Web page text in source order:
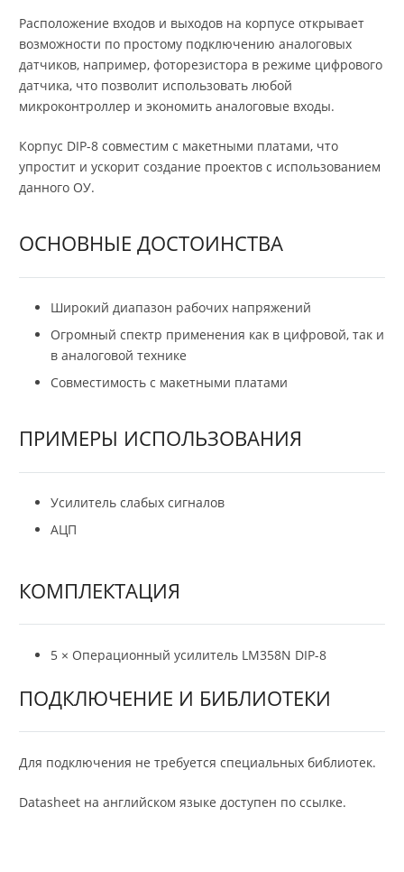
Расположение входов и выходов на корпусе открывает
возможности по простому подключению аналоговых
датчиков, например, фоторезистора в режиме цифрового
датчика, что позволит использовать любой
микроконтроллер и экономить аналоговые входы.
Корпус DIP-8 совместим с макетными платами, что
упростит и ускорит создание проектов с использованием
данного ОУ.
ОСНОВНЫЕ ДОСТОИНСТВА
Широкий диапазон рабочих напряжений
Огромный спектр применения как в цифровой, так и
в аналоговой технике
Совместимость с макетными платами
ПРИМЕРЫ ИСПОЛЬЗОВАНИЯ
Усилитель слабых сигналов
АЦП
КОМПЛЕКТАЦИЯ
5 × Операционный усилитель LM358N DIP-8
ПОДКЛЮЧЕНИЕ И БИБЛИОТЕКИ
Для подключения не требуется специальных библиотек.
Datasheet на английском языке доступен по ссылке.